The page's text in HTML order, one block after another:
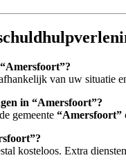
van uw situatie
in “Amersfoort”?
gemeente “Amersfoort”
kosteloos. Extra